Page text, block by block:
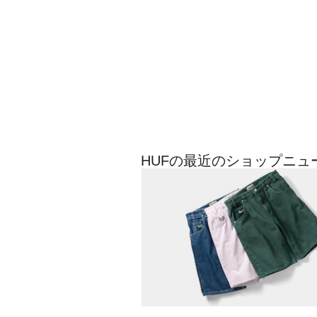
HUFの最近のショップニュ